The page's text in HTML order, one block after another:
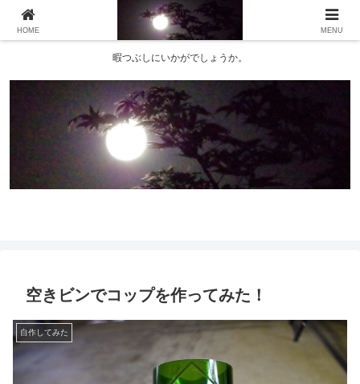
暇つぶしにいかがでしょうか。
空きビンでコップを作ってみた！
自作してみた
HOME MENU